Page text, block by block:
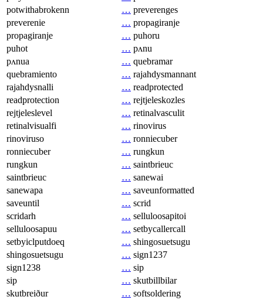
potwithabrokenn
… preverenges
preverenie
… propagiranje
propagiranje
… puhoru
puhot
… pʌnu
pʌnua
… quebramar
quebramiento
… rajahdysmannant
rajahdysnalli
… readprotected
readprotection
… rejtjeleskozles
rejtjeleslevel
… retinalvasculit
retinalvisualfi
… rinovirus
rinoviruso
… ronniecuber
ronniecuber
… rungkun
rungkun
… saintbrieuc
saintbrieuc
… sanewai
sanewapa
… saveunformatted
saveuntil
… scrid
scridarh
… selluloosapitoi
selluloosapuu
… setbycallercall
setbyiclputdoeq
… shingosuetsugu
shingosuetsugu
… sign1237
sign1238
… sip
sip
… skutbillbilar
skutbreiður
… softsoldering